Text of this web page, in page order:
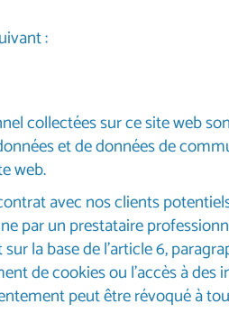
:
collectées sur ce site web
et de données de
web.
avec nos clients
par un prestataire
la base de l’article 6,
de cookies ou l’accès à
peut être révoqué à